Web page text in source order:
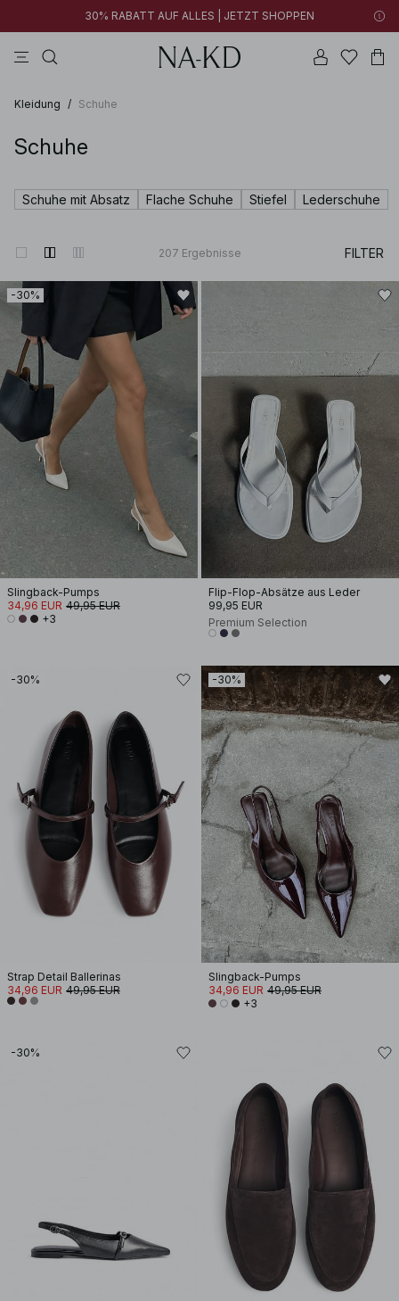
30% RABATT AUF ALLES | JETZT SHOPPEN
Kleidung / Schuhe
Schuhe
Schuhe mit Absatz Flache Schuhe Stiefel Lederschuhe
207 Ergebnisse FILTER
-30%
Slingback-Pumps
34,96 EUR 49,95 EUR
+3
Flip-Flop-Absätze aus Leder
99,95 EUR
Premium Selection
-30%
Strap Detail Ballerinas
34,96 EUR 49,95 EUR
-30%
Slingback-Pumps
34,96 EUR 49,95 EUR
+3
-30%